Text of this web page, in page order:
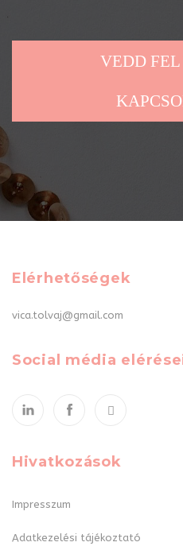
VEDD
Elérhetőségek
vica.tolvaj@gmail.com
Social média
Hivatkozások
Impresszum
Adatkezelési tájékoztató